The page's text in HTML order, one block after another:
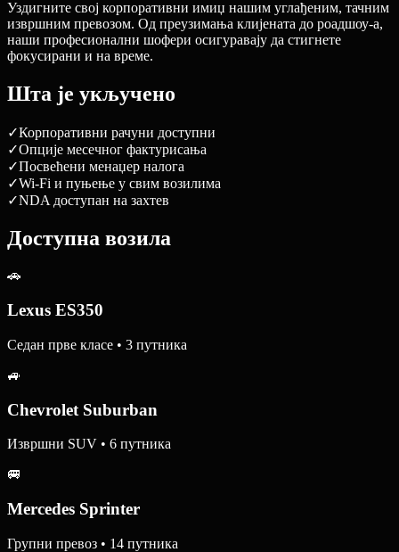
Уздигните свој корпоративни имиџ нашим углађеним, тачним
извршним превозом. Од преузимања клијената до роадшоу-а,
наши професионални шофери осигуравају да стигнете
фокусирани и на време.
Шта је укључено
✓Корпоративни рачуни доступни
✓Опције месечног фактурисања
✓Посвећени менаџер налога
✓Wi-Fi и пуњење у свим возилима
✓NDA доступан на захтев
Доступна возила
🚗
Lexus ES350
Седан прве класе • 3 путника
🚙
Chevrolet Suburban
Извршни SUV • 6 путника
🚐
Mercedes Sprinter
Групни превоз • 14 путника